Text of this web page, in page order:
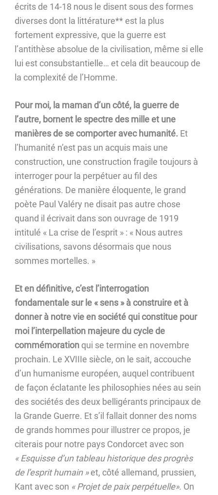
écrits de 14-18 nous le disent sous des formes
diverses dont la littérature** est la plus
fortement expressive, que la guerre est
l’antithèse absolue de la civilisation, même si elle
lui est consubstantielle… et cela dit beaucoup de
la complexité de l’Homme.
Pour moi, la maman d’un côté, la guerre de
l’autre, bornent le spectre des mille et une
manières de se comporter avec humanité. Et
l’humanité n’est pas un acquis mais une
construction, une construction fragile toujours à
interroger pour la perpétuer au fil des
générations. De manière éloquente, le grand
poète Paul Valéry ne disait pas autre chose
quand il écrivait dans son ouvrage de 1919
intitulé « La crise de l’esprit » : « Nous autres
civilisations, savons désormais que nous
sommes mortelles. »
Et en définitive, c’est l’interrogation
fondamentale sur le « sens » à construire et à
donner à notre vie en société qui constitue pour
moi l’interpellation majeure du cycle de
commémoration qui se termine en novembre
prochain. Le XVIIIe siècle, on le sait, accouche
d’un humanisme européen, auquel contribuent
de façon éclatante les philosophies nées au sein
des sociétés des deux belligérants principaux de
la Grande Guerre. Et s’il fallait donner des noms
de grands hommes pour illustrer ce propos, je
citerais pour notre pays Condorcet avec son
« Esquisse d’un tableau historique des progrès
de l’esprit humain »et, côté allemand, prussien,
Kant avec son « Projet de paix perpétuelle». On